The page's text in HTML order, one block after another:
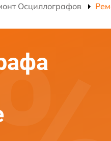
Осциллографов